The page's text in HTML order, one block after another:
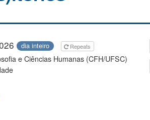
dia inteiro Repeats
e Ciências Humanas (CFH/UFSC)